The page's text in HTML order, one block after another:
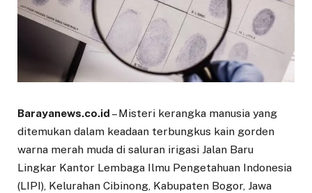
Barayanews.co.id – Misteri kerangka manusia yang
ditemukan dalam keadaan terbungkus kain gorden
warna merah muda di saluran irigasi Jalan Baru
Lingkar Kantor Lembaga Ilmu Pengetahuan Indonesia
(LIPI), Kelurahan Cibinong, Kabupaten Bogor, Jawa